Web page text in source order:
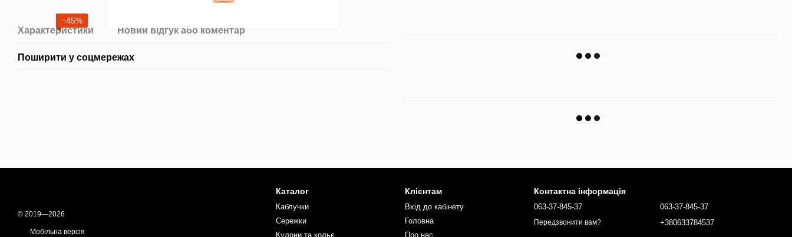
−45%
Характеристики Новий відгук або коментар
Поширити у соцмережах
© 2019—2026
Мобільна версія
Каталог
Каблучки
Сережки
Кулони та кольє
Клієнтам
Вхід до кабінету
Головна
Про нас
Контактна інформація
063-37-845-37
Передзвонити вам?
063-37-845-37
+380633784537